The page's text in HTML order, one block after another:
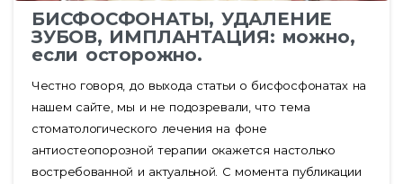
БИСФОСФОНАТЫ, УДАЛЕНИЕ
ЗУБОВ, ИМПЛАНТАЦИЯ: можно,
если осторожно.
Честно говоря, до выхода статьи о бисфосфонатах на
нашем сайте, мы и не подозревали, что тема
стоматологического лечения на фоне
антиостеопорозной терапии окажется настолько
востребованной и актуальной. С момента публикации